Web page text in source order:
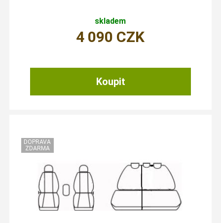
skladem
4 090 CZK